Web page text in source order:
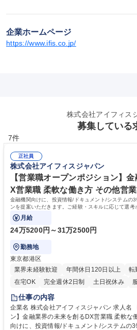
企業ホームページ
https://www.ifis.co.jp/
株式会社アイフィス
募集している
7件
正社員
株式会社アイフィスジャパン
【営業職オープンポジション】
X営業職 柔軟な働き方 その他営業
金融機関向けに、投資情報/ドキュメント/システムの
ンを提案いただきます。ご経験・スキルに応じて選考
を少しでもお持ちであればご応募ください
月給
24万5200円～31万2500円
勤務地
東京都港区
業界未経験歓迎
年間休日120日以上 転
在宅OK
完全週休2日制 土日祝休み
仕事の内容
企業名 株式会社アイフィスジャパン 求人名 【営業職オープンポジショ
ン】金融業界の未来を創るDX営業職 柔軟な働き方◎ 仕事の
向けに、投資情報/ドキュメント/システムの